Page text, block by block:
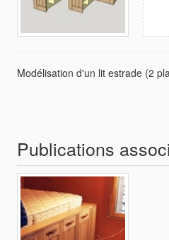
Modélisation d'un lit estrade (2
Publications